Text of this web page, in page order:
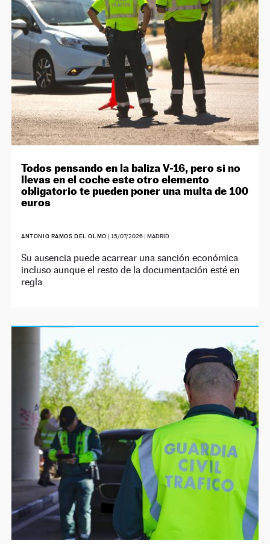
Todos pensando en la baliza V-16, pero si no
llevas en el coche este otro elemento
obligatorio te pueden poner una multa de 100
euros
ANTONIO RAMOS DEL OLMO | 15/07/2026| MADRID
Su ausencia puede acarrear una sanción económica
incluso aunque el resto de la documentación esté en
regla.